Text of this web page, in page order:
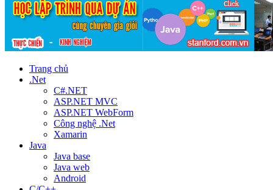
Trang chủ
.Net
C#.NET
ASP.NET MVC
ASP.NET WebForm
Công nghệ .Net
Xamarin
Java
Java base
Java web
Android